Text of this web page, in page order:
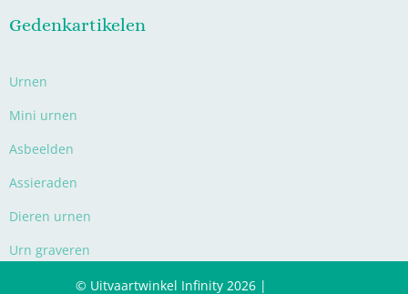
Gedenkartikelen
Urnen
Mini urnen
Asbeelden
Assieraden
Dieren urnen
Urn graveren
© Uitvaartwinkel Infinity 2026 |